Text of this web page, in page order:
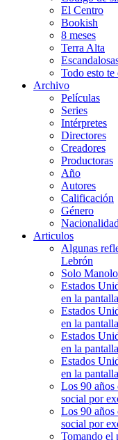
El Centro
Bookish
8 meses
Terra Alta
Todo esto te
Archivo
Películas
Series
Intérpretes
Directores
Creadores
Productoras
Año
Autores
Calificación
Género
Nacionalidad
Articulos
Algunas
Lebrón
Solo
Estados
en la
Estados
en la
Estados
en la
Estados
en la
Los 90 años
social por
Los 90 años
social por
Tomando el